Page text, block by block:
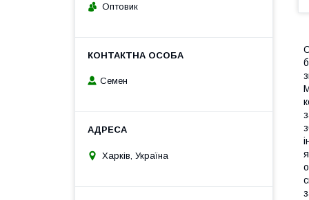
Оптовик
Семен
Харків, Україна